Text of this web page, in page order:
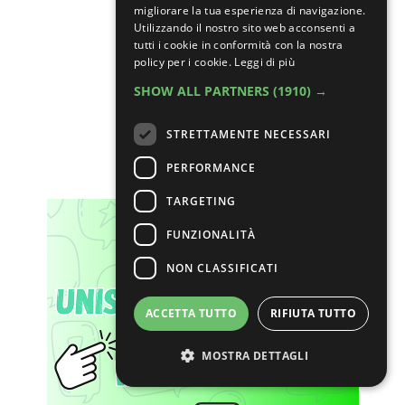
migliorare la tua esperienza di navigazione.
Utilizzando il nostro sito web acconsenti a
tutti i cookie in conformità con la nostra
policy per i cookie. Leggi di più
SHOW ALL PARTNERS (1910) →
STRETTAMENTE NECESSARI
PERFORMANCE
TARGETING
FUNZIONALITÀ
NON CLASSIFICATI
ACCETTA TUTTO RIFIUTA TUTTO
MOSTRA DETTAGLI